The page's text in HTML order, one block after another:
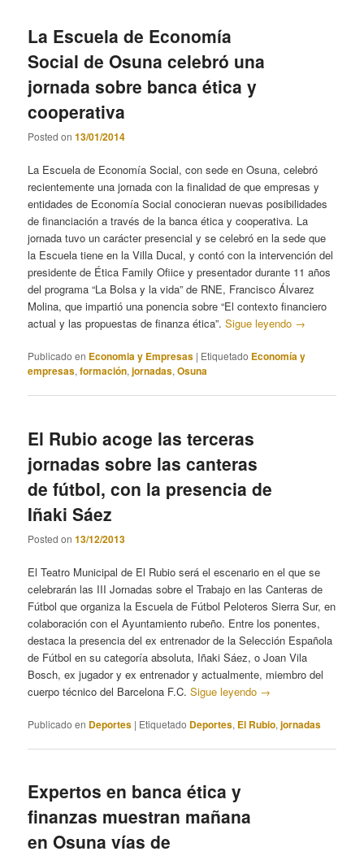
La Escuela de Economía
Social de Osuna celebró una
jornada sobre banca ética y
cooperativa
Posted on13/01/2014
La Escuela de Economía Social, con sede en Osuna, celebró
recientemente una jornada con la finalidad de que empresas y
entidades de Economía Social conocieran nuevas posibilidades
de financiación a través de la banca ética y cooperativa. La
jornada tuvo un carácter presencial y se celebró en la sede que
la Escuela tiene en la Villa Ducal, y contó con la intervención del
presidente de Ética Family Ofiice y presentador durante 11 años
del programa “La Bolsa y la vida” de RNE, Francisco Álvarez
Molina, que impartió una ponencia sobre “El contexto financiero
actual y las propuestas de finanza ética”.Sigue leyendo →
Publicado en Economia y Empresas | Etiquetado Economía y
empresas,formación,jornadas,Osuna
El Rubio acoge las terceras
jornadas sobre las canteras
de fútbol, con la presencia de
Iñaki Sáez
Posted on13/12/2013
El Teatro Municipal de El Rubio será el escenario en el que se
celebrarán las III Jornadas sobre el Trabajo en las Canteras de
Fútbol que organiza la Escuela de Fútbol Peloteros Sierra Sur, en
colaboración con el Ayuntamiento rubeño. Entre los ponentes,
destaca la presencia del ex entrenador de la Selección Española
de Fútbol en su categoría absoluta, Iñaki Sáez, o Joan Vila
Bosch, ex jugador y ex entrenador y actualmente, miembro del
cuerpo técnico del Barcelona F.C.Sigue leyendo →
Publicado en Deportes | Etiquetado Deportes, El Rubio,jornadas
Expertos en banca ética y
finanzas muestran mañana
en Osuna vías de